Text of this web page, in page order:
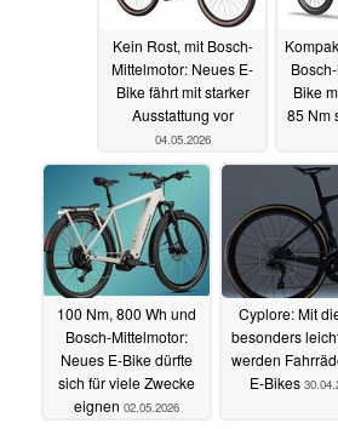
Kein Rost, mit Bosch-
Mittelmotor: Neues E-
Bike fährt mit starker
Ausstattung vor
04.05.2026
Bike
85 Nm
100 Nm, 800 Wh und
Bosch-Mittelmotor:
Neues E-Bike dürfte
sich für viele Zwecke
eignen 02.05.2026
Cyplore: Mit
besonders
werden
E-Bikes